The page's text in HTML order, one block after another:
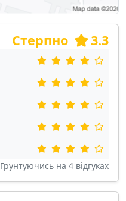
Стерпно 3.3
Грунтуючись на 4 відгуках